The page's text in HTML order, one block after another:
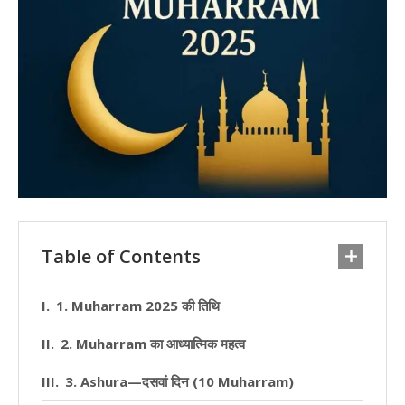
Table of Contents
1. Muharram 2025 की तिथि
2. Muharram का आध्यात्मिक महत्व
3. Ashura—दसवां दिन (10 Muharram)